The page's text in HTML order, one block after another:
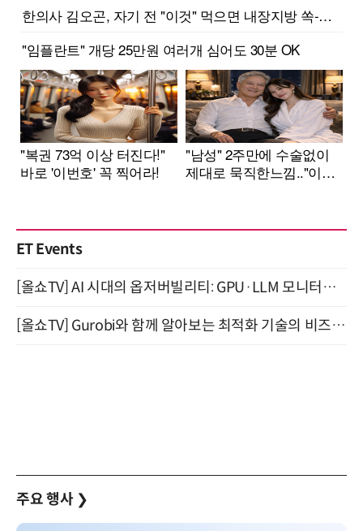
ET Events
[올쇼TV] AI 시대의 옵저버빌리티: GPU·LLM 모니터링부터 AI 기반 장애 대응까지 (8/11 생방송)
[올쇼TV] Gurobi와 함께 알아보는 최적화 기술의 비즈니스 활용 (8월 20일 생방송)
주요 행사 ❯